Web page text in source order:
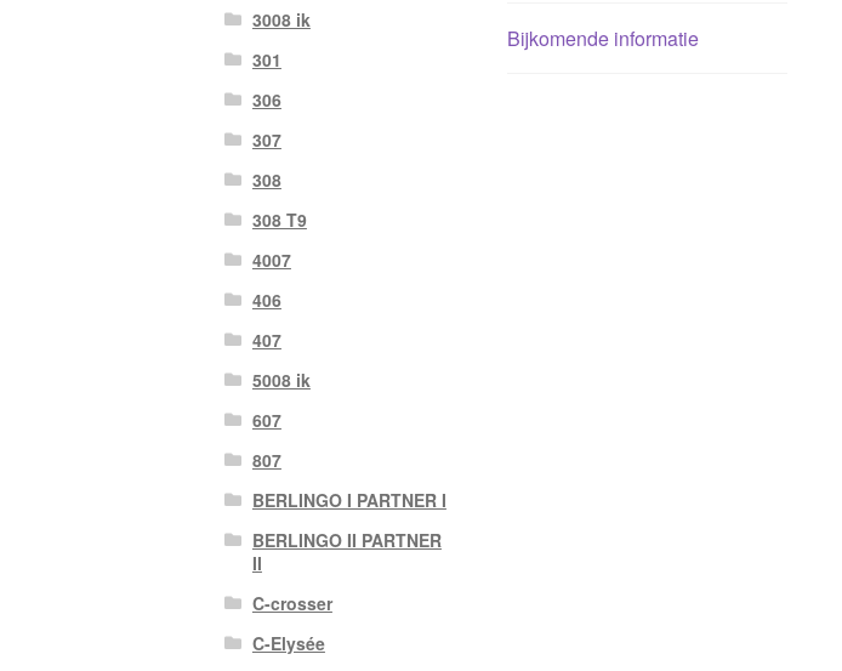
Bijkomende informatie
3008 ik
301
306
307
308
308 T9
4007
406
407
5008 ik
607
807
BERLINGO I PARTNER I
BERLINGO II PARTNER
II
C-crosser
C-Elysée